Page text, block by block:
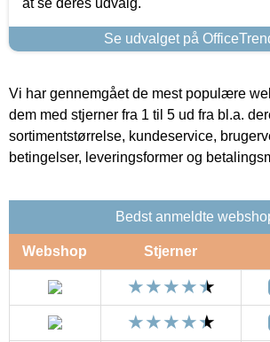
Se udvalget på
Vi har gennemgået de mest populære
dem med stjerner fra 1 til 5 ud fra bl.a.
sortimentstørrelse, kundeservice,
betingelser, leveringsformer og
Bedst anmeldte
Webshop Stjerner